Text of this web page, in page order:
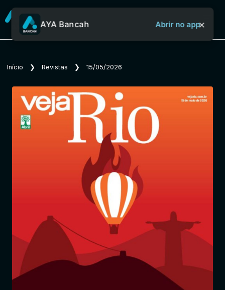
Sobre o Aya Bancah
Revistas
Jornais
AYA Bancah Abrir no app×
Início ❯ Revistas ❯ 15/05/2026